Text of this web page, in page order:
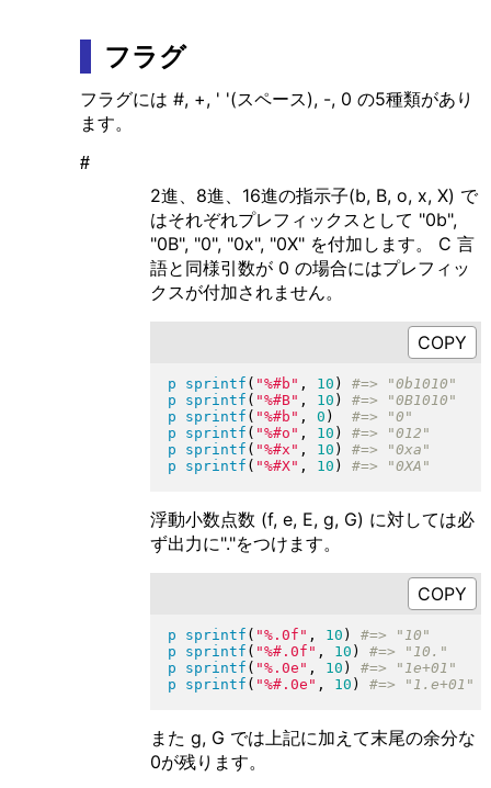
フラグ
フラグには #, +, ' '(スペース), -, 0 の5種類があり
ます。
#
2進、8進、16進の指示子(b, B, o, x, X) で
はそれぞれプレフィックスとして "0b",
"0B", "0", "0x", "0X" を付加します。 C 言
語と同様引数が 0 の場合にはプレフィッ
クスが付加されません。
p sprintf ( "%#b " , 10 )
p
sprintf ( "%#B" , 10 )
p
sprintf ( "%#b " , 0 )
p
sprintf ( "%#o " , 10 )
p
sprintf ( "%#x " , 10 )
p
sprintf ( "%#X" , 10 )
浮動小数点数 (f, e, E, g, G) に対しては必
ず出力に"."をつけます。
p sprintf ( "%.0f " , 10 )
p
sprintf ( "%#.0f " , 10 )
p
sprintf ( "%.0e " , 10 )
p
sprintf ( "%#.0e " , 10 )
また g, G では上記に加えて末尾の余分な
0が残ります。